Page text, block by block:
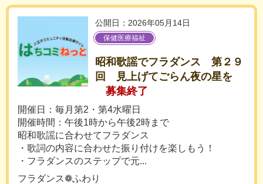
公開日：2026年05月14日
保健医療福祉
昭和歌謡でフラダンス 第２９
回 見上げてごらん夜の星を
募集終了
開催日：毎月第2・第4水曜日
開催時間：午後1時から午後2時まで
昭和歌謡に合わせてフラダンス
・歌詞の内容に合わせた振り付けを楽しもう！
・フラダンスのステップで元...
フラダンス❁ふわり